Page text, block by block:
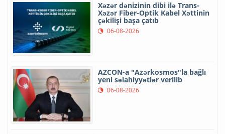
Xəzər dənizinin dibi ilə Trans-
Xəzər Fiber-Optik Kabel Xəttinin
çəkilişi başa çatıb
06-08-2026
AZCON-a "Azərkosmos"la bağlı
yeni səlahiyyətlər verilib
06-08-2026